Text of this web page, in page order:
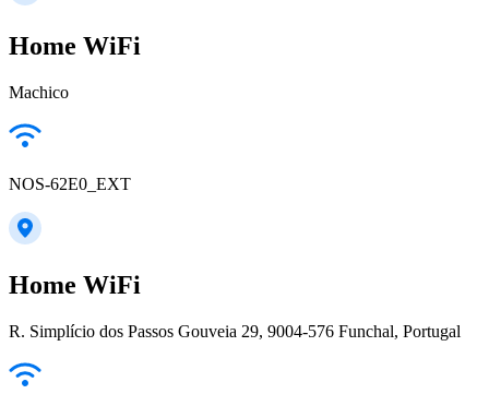
Home WiFi
Machico
NOS-62E0_EXT
Home WiFi
R. Simplício dos Passos Gouveia 29, 9004-576 Funchal, Portugal